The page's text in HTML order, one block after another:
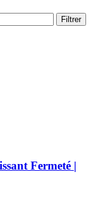
Filtrer
Fermeté |